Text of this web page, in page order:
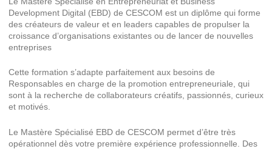
Development Digital (EBD) de CESCOM est un diplôme qui forme
des créateurs de valeur et en leaders capables de propulser la
croissance d’organisations existantes ou de lancer de nouvelles
entreprises
Cette formation s’adapte parfaitement aux besoins de
Responsables en charge de la promotion entrepreneuriale, qui
sont à la recherche de collaborateurs créatifs, passionnés, curieux
et motivés.
Le Mastère Spécialisé EBD de CESCOM permet d’être très
opérationnel dès votre première expérience professionnelle. Des